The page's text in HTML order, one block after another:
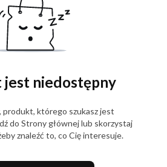
jest niedostępny
produkt, którego szukasz jest
do Strony głównej lub skorzystaj
znaleźć to, co Cię interesuje.